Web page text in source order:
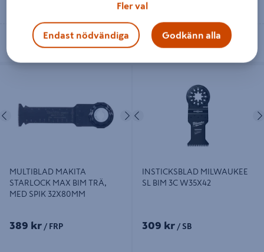
Se lagerstatus i din butik Se lagerstatus i din butik
Föregående Nästa
MULTIBLAD MAKITA
STARLOCK MAX BIM TRÄ,
MED SPIK 32X80MM
389 kr / FRP
Föregående
INSTICKSBLAD MILWAUKEE
SL BIM 3C W35X42
309 kr / SB
Fler val
Endast nödvändiga Godkänn alla